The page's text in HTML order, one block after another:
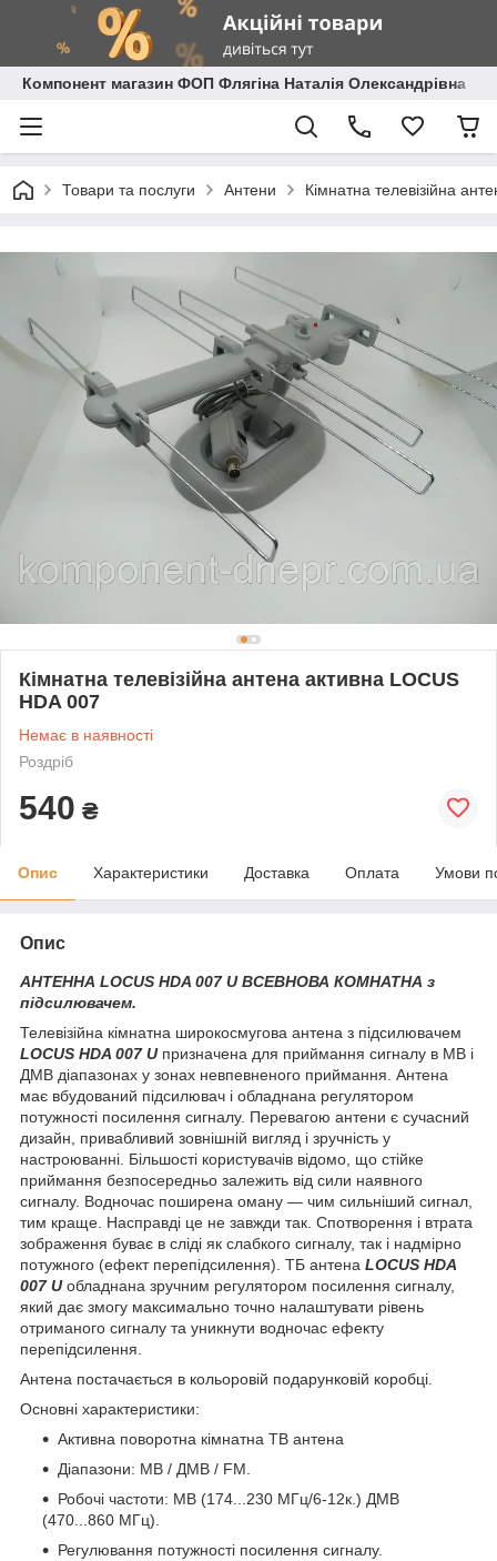
Компонент магазин ФОП Флягіна Наталія Олександрівна
Товари та послуги Антени Кімнатна телевізійна
Кімнатна телевізійна антена активна LOCUS
HDA 007
Немає в наявності
Роздріб
540 ₴
Опис Характеристики Доставка Оплата Умови
Опис
АНТЕННА LOCUS HDA 007 U ВСЕВНОВА КОМНАТНА з
підсилювачем.
Телевізійна кімнатна широкосмугова антена з підсилювачем
LOCUS HDA 007 U призначена для приймання сигналу в МВ і
ДМВ діапазонах у зонах невпевненого приймання. Антена
має вбудований підсилювач і обладнана регулятором
потужності посилення сигналу. Перевагою антени є сучасний
дизайн, привабливий зовнішній вигляд і зручність у
настроюванні. Більшості користувачів відомо, що стійке
приймання безпосередньо залежить від сили наявного
сигналу. Водночас поширена оману — чим сильніший сигнал,
тим краще. Насправді це не завжди так. Спотворення і втрата
зображення буває в сліді як слабкого сигналу, так і надмірно
потужного (ефект перепідсилення). ТБ антена LOCUS HDA
007 Uобладнана зручним регулятором посилення сигналу,
який дає змогу максимально точно налаштувати рівень
отриманого сигналу та уникнути водночас ефекту
перепідсилення.
Антена постачається в кольоровій подарунковій коробці.
Основні характеристики:
Активна поворотна кімнатна ТВ антена
Діапазони: МВ / ДМВ / FM.
Робочі частоти: МВ (174...230 МГц/6-12к.) ДМВ
(470...860 МГц).
Регулювання потужності посилення сигналу.